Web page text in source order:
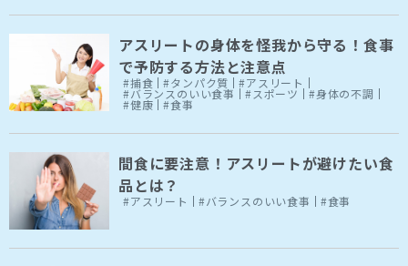
アスリートの身体を怪我から守る！食事
で予防する方法と注意点
#捕食 #タンパク質 #アスリート
#バランスのいい食事 #スポーツ #身体の不調
#健康 #食事
間食に要注意！アスリートが避けたい食
品とは？
#アスリート #バランスのいい食事 #食事